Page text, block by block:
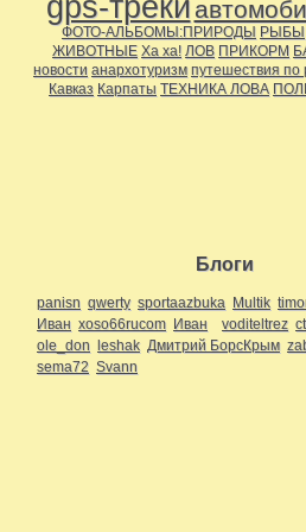
gps-треки
ФОТО-АЛЬБОМЫ:ПРИРОДЫ РЫБЫ
ЖИВОТНЫЕ Ха ха! ЛОВ ПРИКОРМ
новости анархотуризм путешествия по
Кавказ Карпаты ТЕХНИКА ЛОВА
Блоги
panisn qwerty sportaazbuka Multik
Иван xoso66rucom Иван voditeltrez
ole_don leshak Дмитрий БорсКрым
sema72 Svann